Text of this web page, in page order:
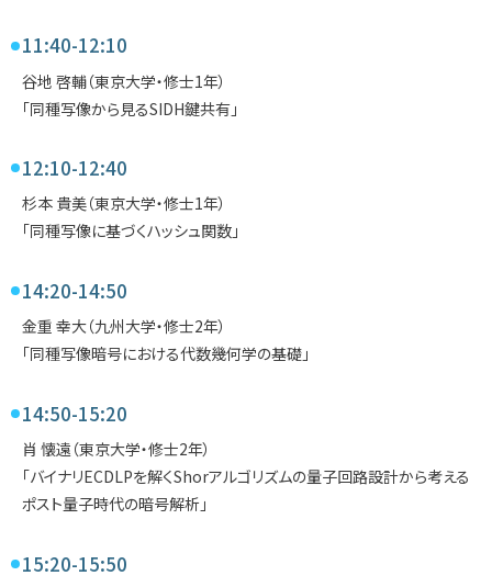
11:40-12:10
谷地 啓輔（東京大学・修士1年）
「同種写像から見るSIDH鍵共有」
12:10-12:40
杉本 貴美（東京大学・修士1年）
「同種写像に基づくハッシュ関数」
14:20-14:50
金重 幸大（九州大学・修士2年）
「同種写像暗号における代数幾何学の基礎」
14:50-15:20
肖 懐遠（東京大学・修士2年）
「バイナリECDLPを解くShorアルゴリズムの量子回路設計から考える
ポスト量子時代の暗号解析」
15:20-15:50